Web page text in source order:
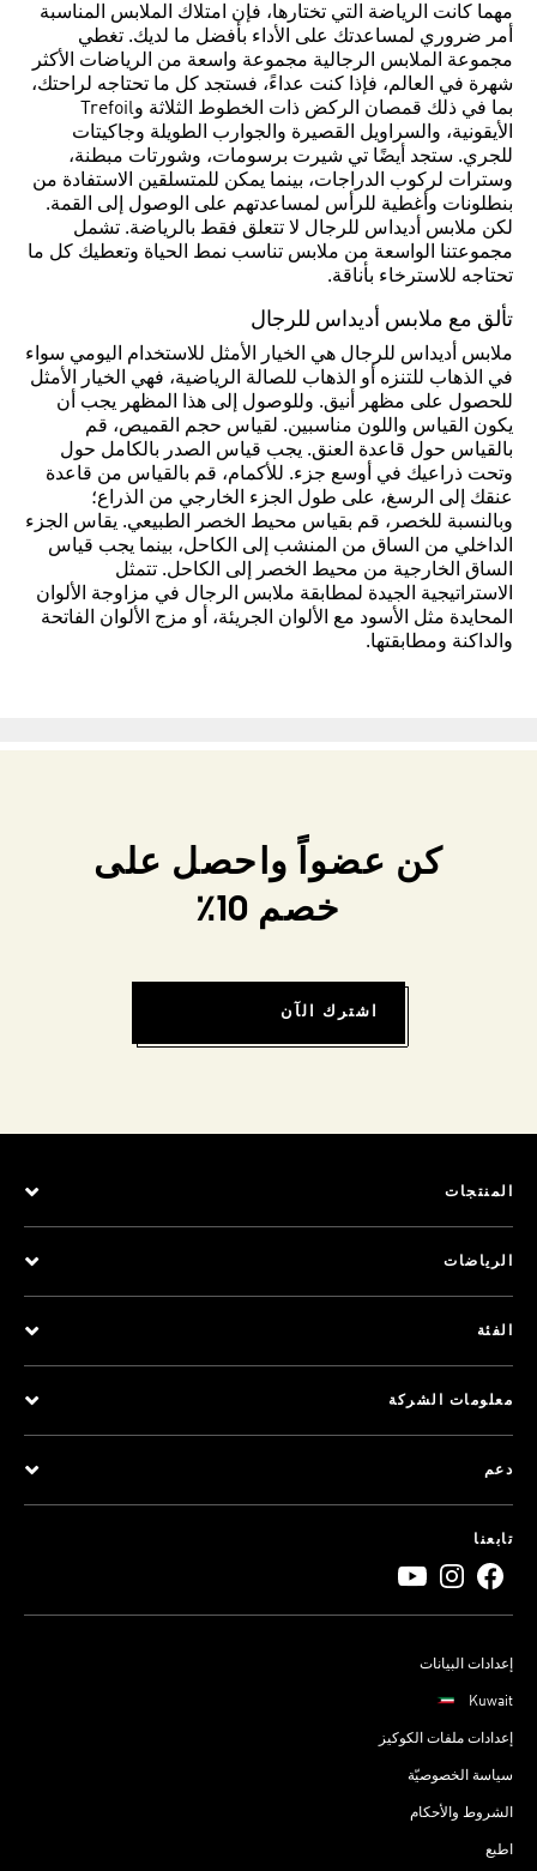
مهما كانت الرياضة التي تختارها، فإن امتلاك الملابس المناسبة
أمر ضروري لمساعدتك على الأداء بأفضل ما لديك. تغطي
مجموعة الملابس الرجالية مجموعة واسعة من الرياضات الأكثر
شهرة في العالم، فإذا كنت عداءً، فستجد كل ما تحتاجه لراحتك،
بما في ذلك قمصان الركض ذات الخطوط الثلاثة وTrefoil
الأيقونية، والسراويل القصيرة والجوارب الطويلة وجاكيتات
للجري. ستجد أيضًا تي شيرت برسومات، وشورتات مبطنة،
وسترات لركوب الدراجات، بينما يمكن للمتسلقين الاستفادة من
بنطلونات وأغطية للرأس لمساعدتهم على الوصول إلى القمة.
لكن ملابس أديداس للرجال لا تتعلق فقط بالرياضة. تشمل
مجموعتنا الواسعة من ملابس تناسب نمط الحياة وتعطيك كل ما
تحتاجه للاسترخاء بأناقة.
تألق مع ملابس أديداس للرجال
ملابس أديداس للرجال هي الخيار الأمثل للاستخدام اليومي سواء
في الذهاب للتنزه أو الذهاب للصالة الرياضية، فهي الخيار الأمثل
للحصول على مظهر أنيق. وللوصول إلى هذا المظهر يجب أن
يكون القياس واللون مناسبين. لقياس حجم القميص، قم
بالقياس حول قاعدة العنق. يجب قياس الصدر بالكامل حول
وتحت ذراعيك في أوسع جزء. للأكمام، قم بالقياس من قاعدة
عنقك إلى الرسغ، على طول الجزء الخارجي من الذراع؛
وبالنسبة للخصر، قم بقياس محيط الخصر الطبيعي. يقاس الجزء
الداخلي من الساق من المنشب إلى الكاحل، بينما يجب قياس
الساق الخارجية من محيط الخصر إلى الكاحل. تتمثل
الاستراتيجية الجيدة لمطابقة ملابس الرجال في مزاوجة الألوان
المحايدة مثل الأسود مع الألوان الجريئة، أو مزج الألوان الفاتحة
والداكنة ومطابقتها.
كن عضواً واحصل على
خصم 10٪
اشترك الآن
المنتجات
الرياضات
الفئة
معلومات الشركة
دعم
تابعنا
إعدادات البيانات
Kuwait
إعدادات ملفات الكوكيز
سياسة الخصوصيّة
الشروط والأحكام
اطبع